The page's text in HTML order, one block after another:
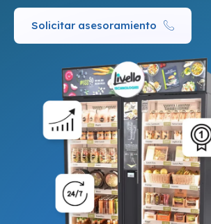
Solicitar asesoramiento